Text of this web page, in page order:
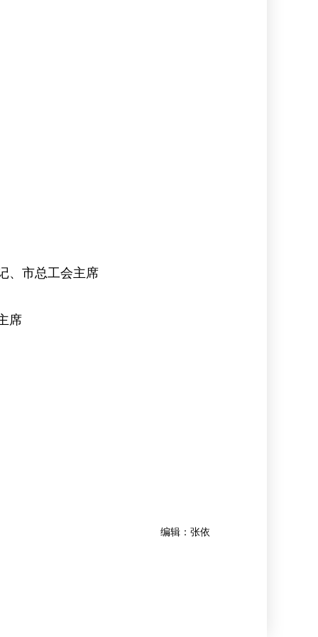
、市总工会主席
席
编辑：张依